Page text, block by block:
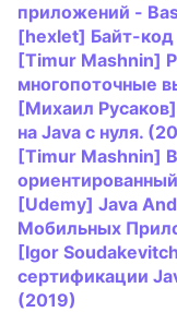
приложений -
[hexlet] Байт-код
[Timur Mashnin]
многопоточные
[Михаил
на Java с нуля.
[Timur Mashnin]
[Udemy] Java
Мобильных
[Igor
сертификации
(2019)